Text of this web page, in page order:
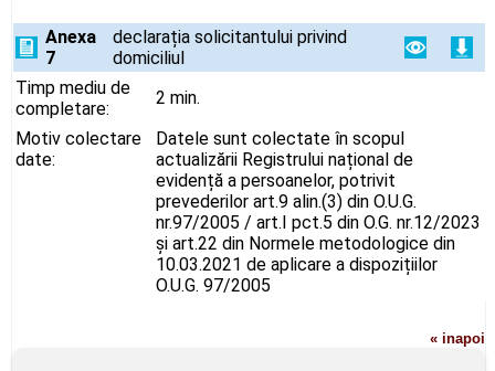
Anexa
7
declarația solicitantului privind
domiciliul
Timp mediu de
completare:
2 min.
Motiv colectare
date:
Datele sunt colectate în scopul
actualizării Registrului național de
evidență a persoanelor, potrivit
prevederilor art.9 alin.(3) din O.U.G.
nr.97/2005 / art.I pct.5 din O.G. nr.12/2023
și art.22 din Normele metodologice din
10.03.2021 de aplicare a dispozițiilor
O.U.G. 97/2005
« inapoi